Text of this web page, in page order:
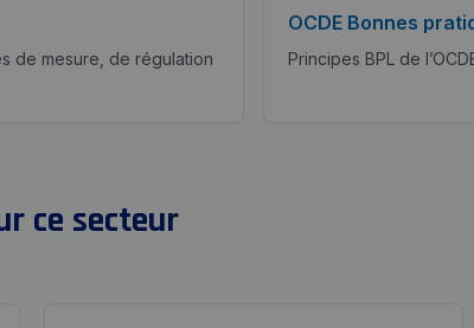
de mesure, de régulation
OCDE Bonnes
Principes BPL de
ce secteur